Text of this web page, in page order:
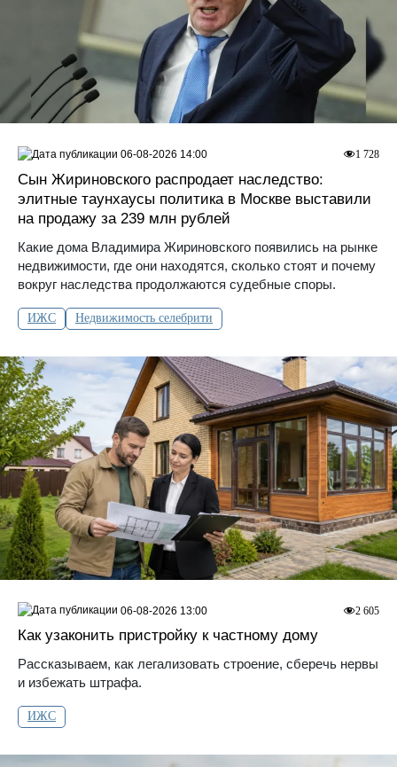
Сын Жириновского распродает наследство:
элитные таунхаусы политика в Москве выставили
на продажу за 239 млн рублей
Какие дома Владимира Жириновского появились на рынке
недвижимости, где они находятся, сколько стоят и почему
вокруг наследства продолжаются судебные споры.
ИЖС Недвижимость селебрити
1 728
06-08-2026 14:00
Как узаконить пристройку к частному дому
Рассказываем, как легализовать строение, сберечь нервы
и избежать штрафа.
ИЖС
2 605
06-08-2026 13:00